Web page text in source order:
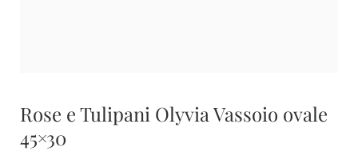
Rose e Tulipani Olyvia Vassoio ovale
45×30